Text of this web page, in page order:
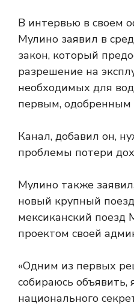
В интервью в своем
Мулино заявил в
закон, который
разрешение на
необходимых для
первым, одобренным
Канал, добавил он,
проблемы потери
Мулино также
новый крупный
мексиканский поезд
проектом своей
«Одним из первых
собираюсь объявить,
национального